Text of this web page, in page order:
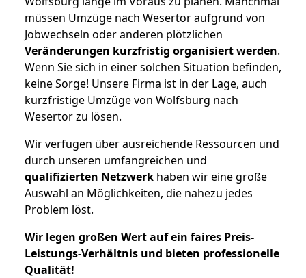
müssen Umzüge nach Wesertor aufgrund von
Jobwechseln oder anderen plötzlichen
Veränderungen kurzfristig organisiert werden.
Wenn Sie sich in einer solchen Situation befinden,
keine Sorge! Unsere Firma ist in der Lage, auch
kurzfristige Umzüge von Wolfsburg nach
Wesertor zu lösen.
Wir verfügen über ausreichende Ressourcen und
durch unseren umfangreichen und
qualifizierten Netzwerk haben wir eine große
Auswahl an Möglichkeiten, die nahezu jedes
Problem löst.
Wir legen großen Wert auf ein faires Preis-
Leistungs-Verhältnis und bieten professionelle
Qualität!